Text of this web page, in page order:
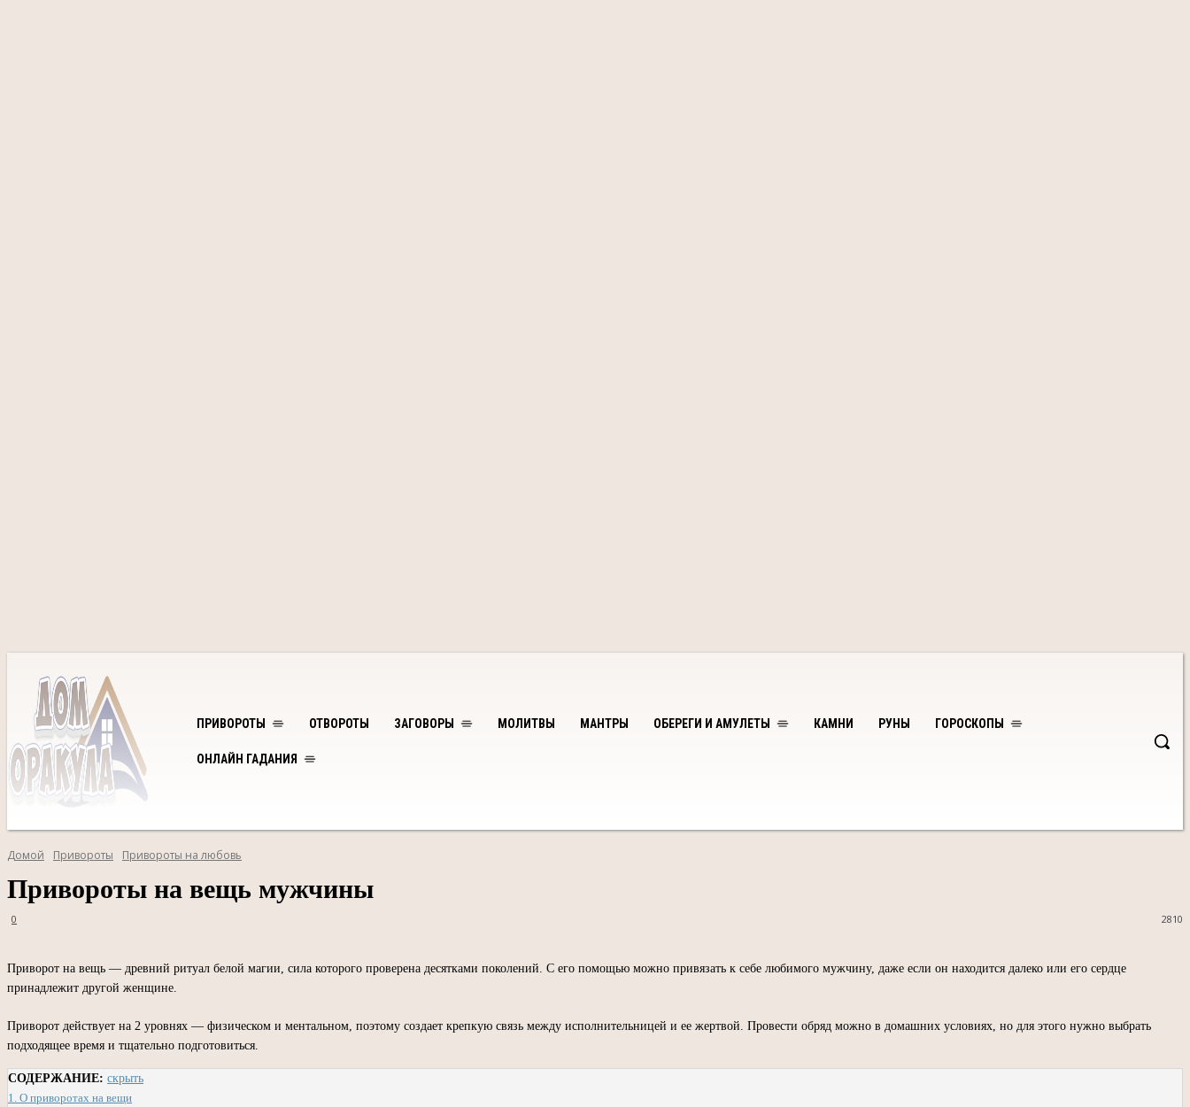
ПРИВОРОТЫ ОТВОРОТЫ ЗАГОВОРЫ МОЛИТВЫ МАНТРЫ ОБЕРЕГИ И АМУЛЕТЫ КАМНИ РУНЫ ГОРОСКОПЫ
ОНЛАЙН ГАДАНИЯ
Домой Привороты Привороты на любовь
Привороты на вещь мужчины
2810
0
Приворот на вещь — древний ритуал белой магии, сила которого проверена десятками поколений. С его помощью можно привязать к себе любимого мужчину, даже если он находится далеко или его сердце
принадлежит другой женщине.
Приворот действует на 2 уровнях — физическом и ментальном, поэтому создает крепкую связь между исполнительницей и ее жертвой. Провести обряд можно в домашних условиях, но для этого нужно выбрать
подходящее время и тщательно подготовиться.
СОДЕРЖАНИЕ: скрыть
1. О приворотах на вещи